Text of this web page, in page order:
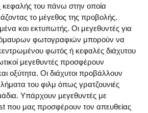
κεφαλής του πάνω στην οποία
το μέγεθος της προβολής.
και εκτυπωτής. Οι μεγεθυντές για
φωτογραφιών μπορούν να
φωτός ή κεφαλές διάχυτου
μεγεθυντές προσφέρουν
οξύτητα. Οι διάχυτοι προβάλλουν
του φιλμ όπως γρατζουνιές
Υπάρχουν μεγεθυντές με
που μας προσφέρουν τον απευθείας